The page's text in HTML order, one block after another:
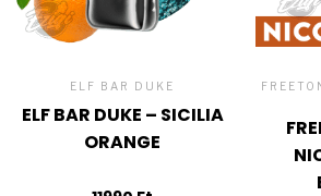
ELF BAR DUKE
ELF BAR DUKE – SICILIA
ORANGE